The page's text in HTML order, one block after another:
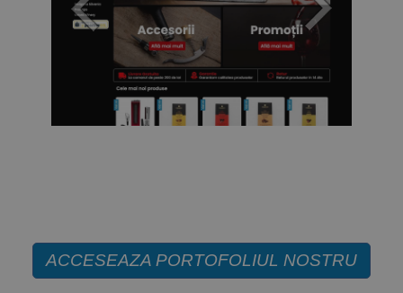
ACCESEAZA PORTOFOLIUL NOSTRU